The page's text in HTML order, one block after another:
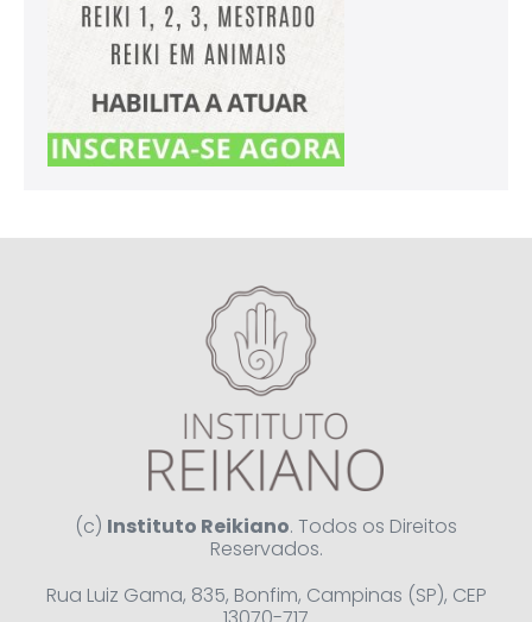
(c) Instituto Reikiano. Todos os Direitos
Reservados.
Rua Luiz Gama, 835, Bonfim, Campinas (SP), CEP